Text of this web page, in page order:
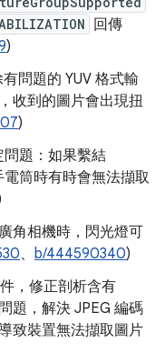
回傳
)
問題的 YUV 格式輸
收到的圖片會出現扭
)
問題：如果繫結
筒時有時會無法擷取
角相機時，閃光燈可
、 b/444590340)
，修正剖析含有
題，解決 JPEG 編碼
致裝置無法擷取圖片